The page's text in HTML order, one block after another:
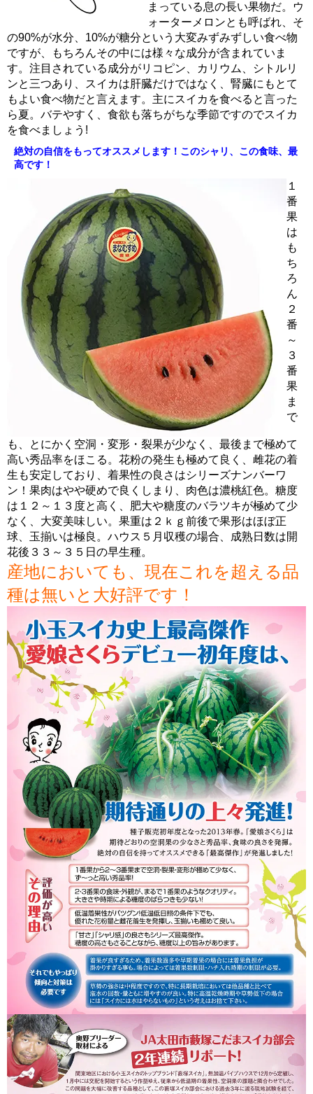
まっている息の長い果物だ。ウ
ォーターメロンとも呼ばれ、そ
の90%が水分、10%が糖分という大変みずみずしい食べ物
ですが、もちろんその中には様々な成分が含まれていま
す。注目されている成分がリコピン、カリウム、シトルリ
ンと三つあり、スイカは肝臓だけではなく、腎臓にもとて
もよい食べ物だと言えます。主にスイカを食べると言った
ら夏。バテやすく、食欲も落ちがちな季節ですのでスイカ
を食べましょう!
絶対の自信をもってオススメします！このシャリ、この食味、最
高です！
１
番
果
は
も
ち
ろ
ん
２
番
～
３
番
果
ま
で
も、とにかく空洞・変形・裂果が少なく、最後まで極めて
高い秀品率をほこる。花粉の発生も極めて良く、雌花の着
生も安定しており、着果性の良さはシリーズナンバーワ
ン！果肉はやや硬めで良くしまり、肉色は濃桃紅色。糖度
は１２～１３度と高く、肥大や糖度のバラツキが極めて少
なく、大変美味しい。果重は２ｋｇ前後で果形はほぼ正
球、玉揃いは極良。ハウス５月収穫の場合、成熟日数は開
花後３３～３５日の早生種。
産地においても、現在これを超える品
種は無いと大好評です！